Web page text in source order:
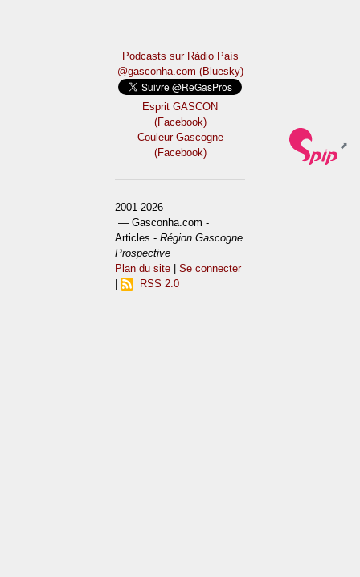
Podcasts sur Ràdio País
@gasconha.com (Bluesky)
Esprit GASCON
(Facebook)
Couleur Gascogne
(Facebook)
2001-2026
— Gasconha.com -
Articles -Région Gascogne
Prospective
Plan du site |Se connecter
RSS 2.0